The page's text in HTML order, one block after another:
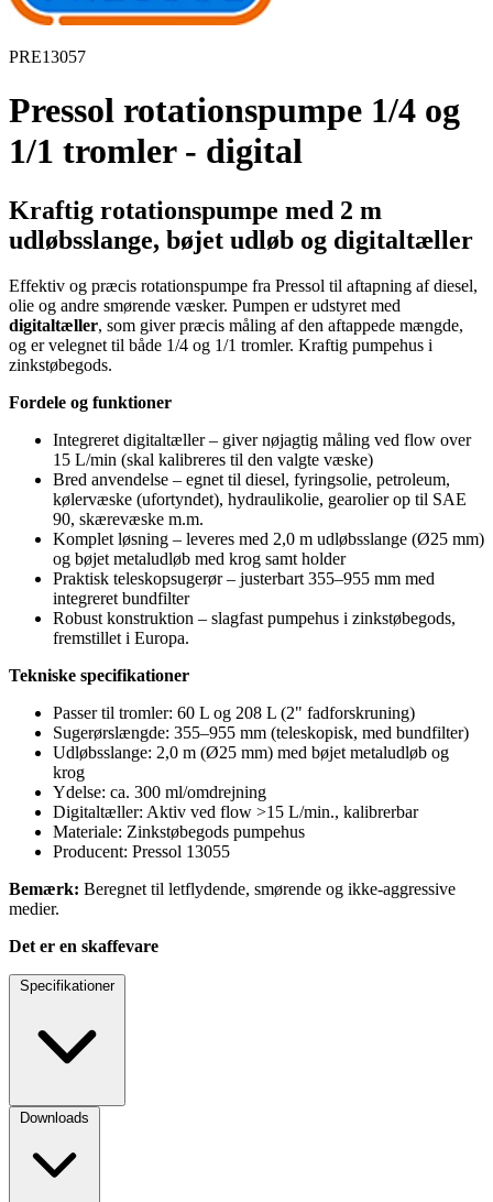
PRE13057
Pressol rotationspumpe 1/4 og
1/1 tromler - digital
Kraftig rotationspumpe med 2 m
udløbsslange, bøjet udløb og digitaltæller
Effektiv og præcis rotationspumpe fra Pressol til aftapning af diesel,
olie og andre smørende væsker. Pumpen er udstyret med
digitaltæller, som giver præcis måling af den aftappede mængde,
og er velegnet til både 1/4 og 1/1 tromler. Kraftig pumpehus i
zinkstøbegods.
Fordele og funktioner
Integreret digitaltæller – giver nøjagtig måling ved flow over
15 L/min (skal kalibreres til den valgte væske)
Bred anvendelse – egnet til diesel, fyringsolie, petroleum,
kølervæske (ufortyndet), hydraulikolie, gearolier op til SAE
90, skærevæske m.m.
Komplet løsning – leveres med 2,0 m udløbsslange (Ø25 mm)
og bøjet metaludløb med krog samt holder
Praktisk teleskopsugerør – justerbart 355–955 mm med
integreret bundfilter
Robust konstruktion – slagfast pumpehus i zinkstøbegods,
fremstillet i Europa.
Tekniske specifikationer
Passer til tromler: 60 L og 208 L (2" fadforskruning)
Sugerørslængde: 355–955 mm (teleskopisk, med bundfilter)
Udløbsslange: 2,0 m (Ø25 mm) med bøjet metaludløb og
krog
Ydelse: ca. 300 ml/omdrejning
Digitaltæller: Aktiv ved flow >15 L/min., kalibrerbar
Materiale: Zinkstøbegods pumpehus
Producent: Pressol 13055
Bemærk: Beregnet til letflydende, smørende og ikke-aggressive
medier.
Det er en skaffevare
Specifikationer
Downloads